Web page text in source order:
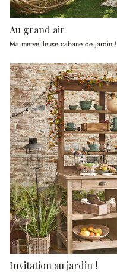
Au grand air
Ma merveilleuse cabane de jardin !
Invitation au jardin !